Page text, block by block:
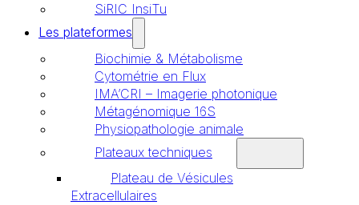
SiRIC InsiTu
Les plateformes
Biochimie & Métabolisme
Cytométrie en Flux
IMA’CRI – Imagerie photonique
Métagénomique 16S
Physiopathologie animale
Plateaux techniques
Plateau de Vésicules
Extracellulaires